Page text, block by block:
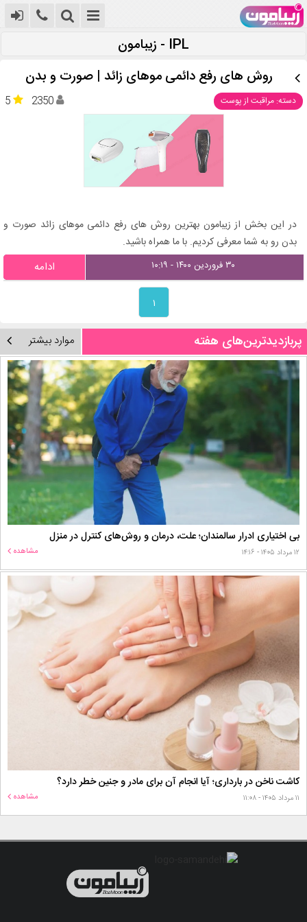
IPL - زیبامون
روش های رفع دائمی موهای زائد | صورت و بدن
دسته: مراقبت از پوست 5 2350
در این بخش از زیبامون بهترین روش های رفع دائمی موهای زائد صورت و
بدن رو به شما معرفی کردیم. با ما همراه باشید.
۳۰ فروردین ۱۴۰۰ - ۱۰:۱۹ ادامه
۱
پربازدیدترین‌های هفته موارد بیشتر
بی اختیاری ادرار سالمندان؛ علت، درمان و روش‌های کنترل در منزل
۱۲ مرداد ۱۴۰۵ - ۱۴:۱۶ مشاهده
کاشت ناخن در بارداری؛ آیا انجام آن برای مادر و جنین خطر دارد؟
۱۱ مرداد ۱۴۰۵ - ۱۱:۰۸ مشاهده